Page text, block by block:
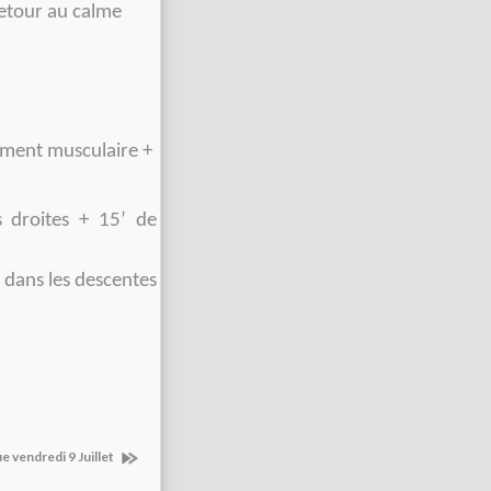
au calme
musculaire +
+ 15’ de
les descentes
vendredi 9 Juillet